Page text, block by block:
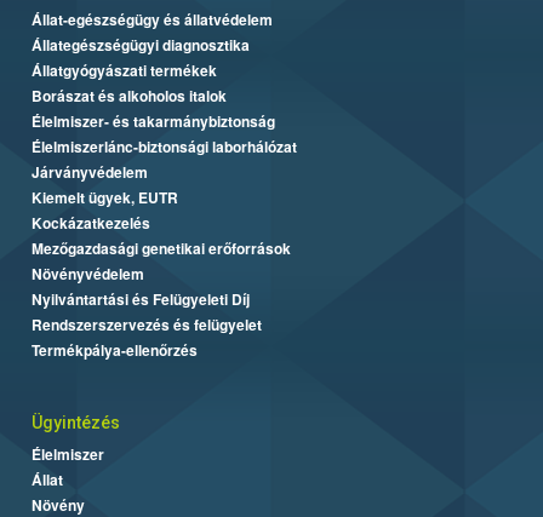
Állat-egészségügy és állatvédelem
Állategészségügyi diagnosztika
Állatgyógyászati termékek
Borászat és alkoholos italok
Élelmiszer- és takarmánybiztonság
Élelmiszerlánc-biztonsági laborhálózat
Járványvédelem
Kiemelt ügyek, EUTR
Kockázatkezelés
Mezőgazdasági genetikai erőforrások
Növényvédelem
Nyilvántartási és Felügyeleti Díj
Rendszerszervezés és felügyelet
Termékpálya-ellenőrzés
Ügyintézés
Élelmiszer
Állat
Növény